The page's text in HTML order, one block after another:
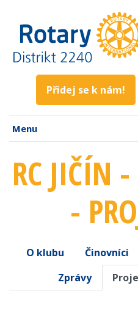
Přidej se k nám!
Menu
RC JIČÍN
-
O klubu Činovníci
Zprávy